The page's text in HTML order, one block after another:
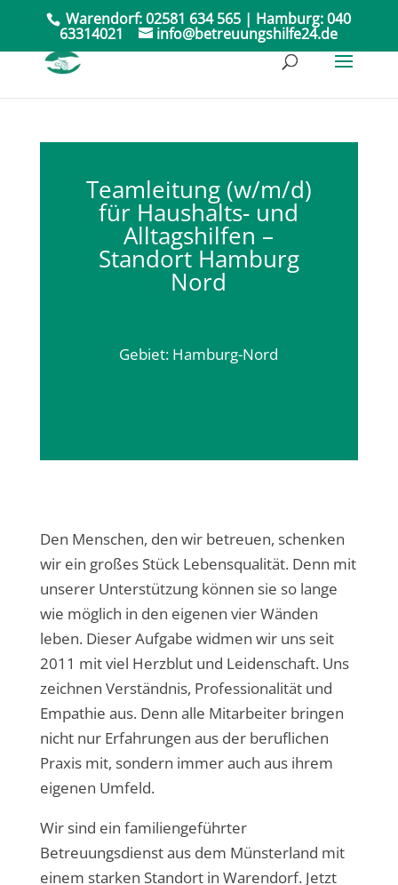
Warendorf:02581 634 565 | Hamburg:040
63314021 info@betreuungshilfe24.de
Teamleitung (w/m/d)
für Haushalts- und
Alltagshilfen –
Standort Hamburg
Nord
Gebiet: Hamburg-Nord
Den Menschen, den wir betreuen, schenken
wir ein großes Stück Lebensqualität. Denn mit
unserer Unterstützung können sie so lange
wie möglich in den eigenen vier Wänden
leben. Dieser Aufgabe widmen wir uns seit
2011 mit viel Herzblut und Leidenschaft. Uns
zeichnen Verständnis, Professionalität und
Empathie aus. Denn alle Mitarbeiter bringen
nicht nur Erfahrungen aus der beruflichen
Praxis mit, sondern immer auch aus ihrem
eigenen Umfeld.
Wir sind ein familiengeführter
Betreuungsdienst aus dem Münsterland mit
einem starken Standort in Warendorf. Jetzt